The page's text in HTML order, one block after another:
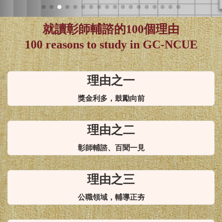
NCUE!
就讀彰師輔諮的100個理由
100 reasons to study in GC-NCUE
理由之一
獎金利多，鼓勵向前
理由之二
彰師輔諮、百聞一見
理由之三
公職領域，輔導正夯